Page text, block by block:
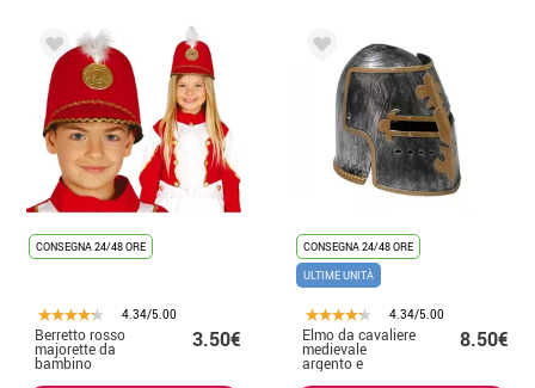
CONSEGNA 24/48 ORE
4.34/5.00
Berretto rosso
majorette da
bambino
3.50€
CONSEGNA 24/48 ORE
ULTIME UNITÀ
4.34/5.00
Elmo da cavaliere
medievale
argento e
marrone
8.50€